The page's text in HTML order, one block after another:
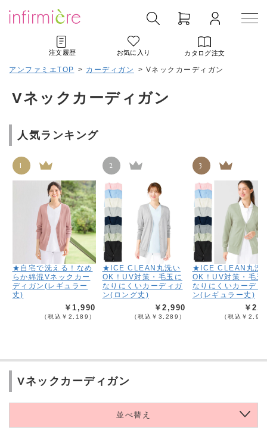
注文履歴 お気に入り カタログ注文
アンファミエTOP > カーディガン > Vネックカーディガン
Vネックカーディガン
人気ランキング
1
★自宅で洗える！なめ
らか綿混Vネックカー
ディガン(レギュラー
丈)
￥1,990
（税込￥2,189）
2
★ICE CLEAN丸洗い
OK！UV対策・毛玉に
なりにくいカーディガ
ン(ロング丈)
￥2,990
（税込￥3,289）
3
★ICE CLEAN丸洗
OK！UV対策・毛玉
なりにくいカーディ
ン(レギュラー丈)
￥
（税込￥
Vネックカーディガン
並べ替え